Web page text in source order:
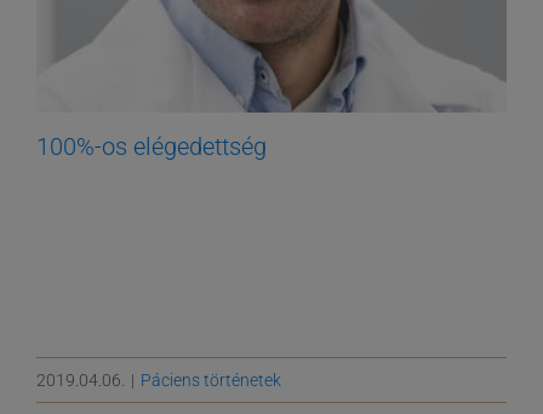
100%-os elégedettség
2019.04.06. | Páciens történetek